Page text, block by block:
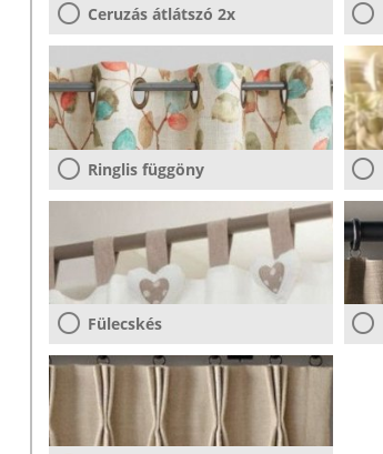
Ceruzás átlátszó 2x
Ringlis függöny
Fülecskés